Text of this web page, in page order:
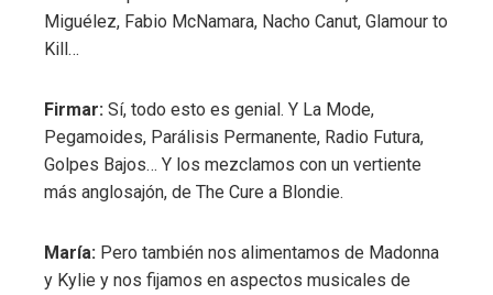
Miguélez, Fabio McNamara, Nacho Canut, Glamour to
Kill…
Firmar: Sí, todo esto es genial. Y La Mode,
Pegamoides, Parálisis Permanente, Radio Futura,
Golpes Bajos… Y los mezclamos con un vertiente
más anglosajón, de The Cure a Blondie.
María: Pero también nos alimentamos de Madonna
y Kylie y nos fijamos en aspectos musicales de